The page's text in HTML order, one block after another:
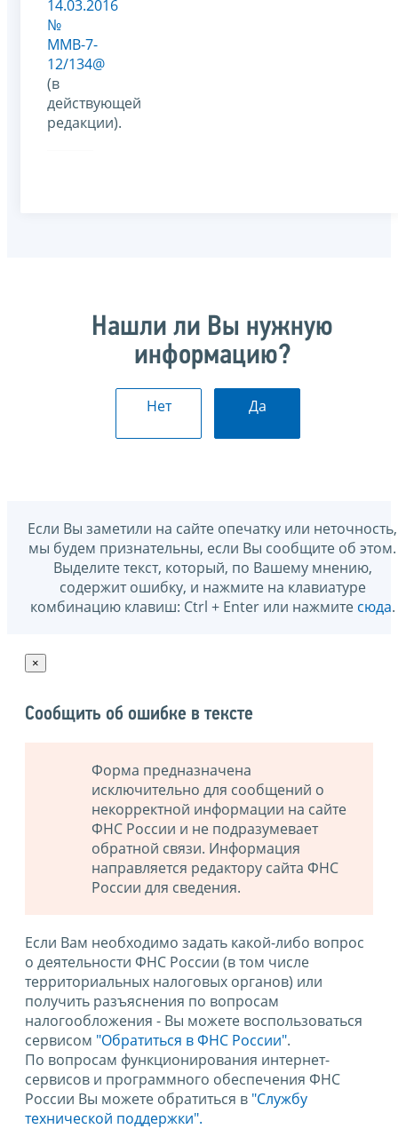
14.03.2016
№
ММВ-7-
12/134@
(в
действующей
редакции).
Нашли ли Вы нужную
информацию?
Нет Да
Если Вы заметили на сайте опечатку или неточность,
мы будем признательны, если Вы сообщите об этом.
Выделите текст, который, по Вашему мнению,
содержит ошибку, и нажмите на клавиатуре
комбинацию клавиш: Ctrl + Enter или нажмите сюда.
×
Сообщить об ошибке в тексте
Форма предназначена
исключительно для сообщений о
некорректной информации на сайте
ФНС России и не подразумевает
обратной связи. Информация
направляется редактору сайта ФНС
России для сведения.
Если Вам необходимо задать какой-либо вопрос
о деятельности ФНС России (в том числе
территориальных налоговых органов) или
получить разъяснения по вопросам
налогообложения - Вы можете воспользоваться
сервисом "Обратиться в ФНС России".
По вопросам функционирования интернет-
сервисов и программного обеспечения ФНС
России Вы можете обратиться в "Службу
технической поддержки".